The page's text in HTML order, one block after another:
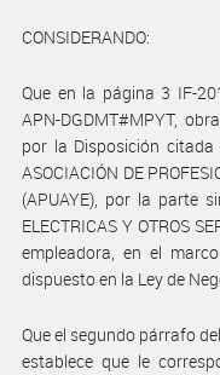
CONSIDERANDO:
Que en la página 3 IF-
APN-DGDMT#MPYT,
por la Disposición
ASOCIACIÓN DE
(APUAYE), por la parte
ELECTRICAS Y OTROS
empleadora, en el
dispuesto en la Ley de
Que el segundo párrafo
establece que le